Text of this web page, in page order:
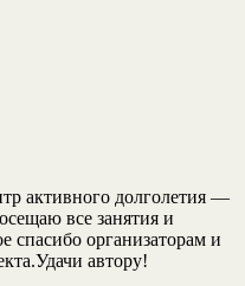
активного долголетия —
все занятия и
спасибо организаторам и
автору!